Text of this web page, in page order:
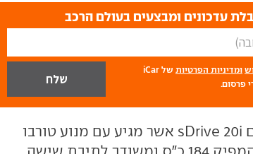
עדכונים ומבצעים בעולם הרכב
ומדיניות הפרטיות
של iCar
פרסום.
המבצע מתייחס לדגם sDrive 20i אשר מגיע עם מנוע טורבו